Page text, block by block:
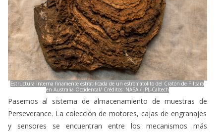
Estructura interna finamente estratificada de un estromatolito del Cratón de Pilbara
en Australia Occidental/ Créditos: NASA / JPL-Caltech
Pasemos al sistema de almacenamiento de muestras de
Perseverance. La colección de motores, cajas de engranajes
y sensores se encuentran entre los mecanismos más